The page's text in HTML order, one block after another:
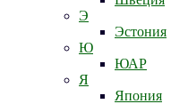
Э
Эстония
Ю
ЮАР
Я
Япония